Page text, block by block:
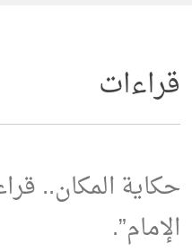
قراءات
حكاية المكان..
الإمام”.